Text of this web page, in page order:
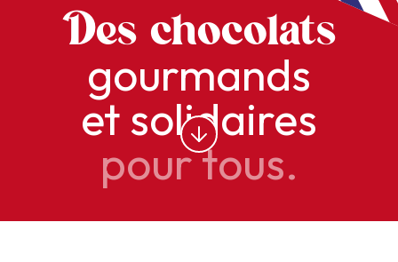
Des chocolats
gourmands
et solidaires
pour tous.